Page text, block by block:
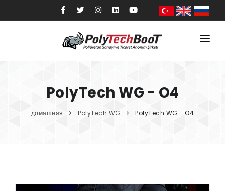
институциональный
PolyTech WG - O4
домашняя PolyTech WG PolyTech WG - O4